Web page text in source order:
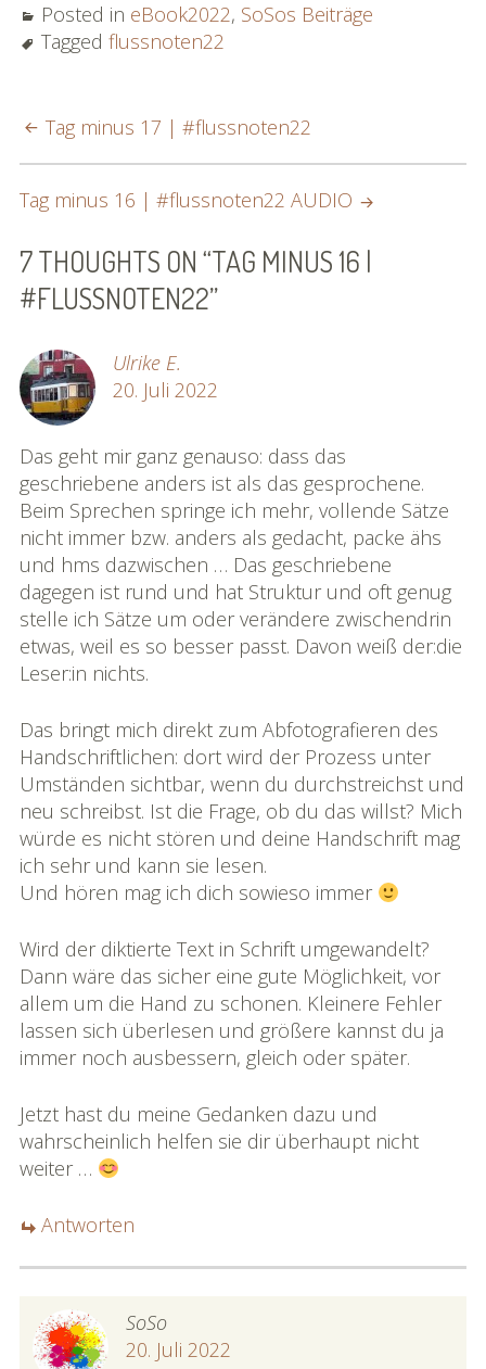
Posted in eBook2022, SoSos Beiträge
Tagged flussnoten22
POST
NAVIGATION
Tag minus 17 | #flussnoten22
Tag minus 16 | #flussnoten22 AUDIO
7 THOUGHTS ON “TAG MINUS 16 |
#FLUSSNOTEN22”
Ulrike E.
20. Juli 2022
Das geht mir ganz genauso: dass das
geschriebene anders ist als das gesprochene.
Beim Sprechen springe ich mehr, vollende Sätze
nicht immer bzw. anders als gedacht, packe ähs
und hms dazwischen … Das geschriebene
dagegen ist rund und hat Struktur und oft genug
stelle ich Sätze um oder verändere zwischendrin
etwas, weil es so besser passt. Davon weiß der:die
Leser:in nichts.
Das bringt mich direkt zum Abfotografieren des
Handschriftlichen: dort wird der Prozess unter
Umständen sichtbar, wenn du durchstreichst und
neu schreibst. Ist die Frage, ob du das willst? Mich
würde es nicht stören und deine Handschrift mag
ich sehr und kann sie lesen.
Und hören mag ich dich sowieso immer
Wird der diktierte Text in Schrift umgewandelt?
Dann wäre das sicher eine gute Möglichkeit, vor
allem um die Hand zu schonen. Kleinere Fehler
lassen sich überlesen und größere kannst du ja
immer noch ausbessern, gleich oder später.
Jetzt hast du meine Gedanken dazu und
wahrscheinlich helfen sie dir überhaupt nicht
weiter …
Antworten
SoSo
20. Juli 2022